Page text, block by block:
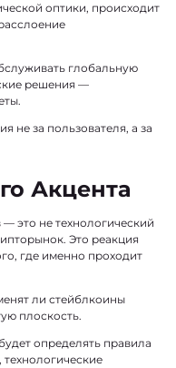
оптики, происходит
глобальную
решения —
не за пользователя, а за
Акцента
это не технологический
Это реакция
где именно проходит
ли стейблкоины
плоскость.
определять правила